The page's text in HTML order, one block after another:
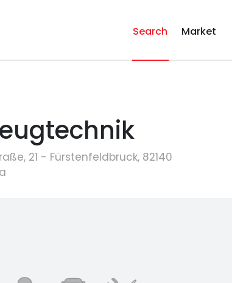
Search Market
21 - Fürstenfeldbruck, 82140